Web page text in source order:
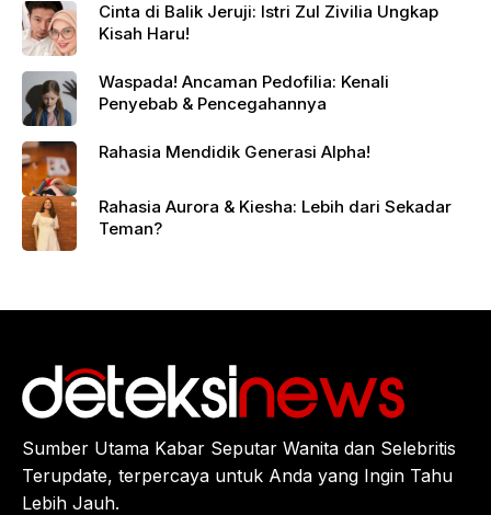
Cinta di Balik Jeruji: Istri Zul Zivilia Ungkap
Kisah Haru!
Waspada! Ancaman Pedofilia: Kenali
Penyebab & Pencegahannya
Rahasia Mendidik Generasi Alpha!
Rahasia Aurora & Kiesha: Lebih dari Sekadar
Teman?
Sumber Utama Kabar Seputar Wanita dan Selebritis
Terupdate, terpercaya untuk Anda yang Ingin Tahu
Lebih Jauh.